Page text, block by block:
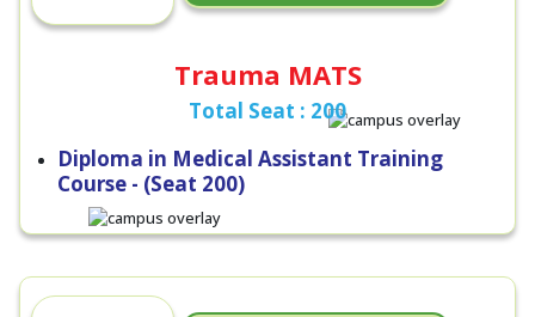
Trauma MATS
Total Seat : 200
Diploma in Medical Assistant Training
Course - (Seat 200)